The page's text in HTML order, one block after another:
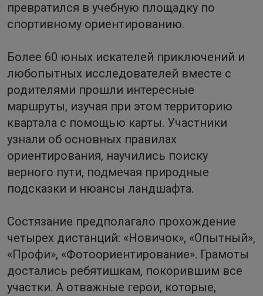
превратился в учебную площадку по
спортивному ориентированию.
Более 60 юных искателей приключений и
любопытных исследователей вместе с
родителями прошли интересные
маршруты, изучая при этом территорию
квартала с помощью карты. Участники
узнали об основных правилах
ориентирования, научились поиску
верного пути, подмечая природные
подсказки и нюансы ландшафта.
Состязание предполагало прохождение
четырех дистанций: «Новичок», «Опытный»,
«Профи», «Фотоориентирование». Грамоты
достались ребятишкам, покорившим все
участки. А отважные герои, которые,